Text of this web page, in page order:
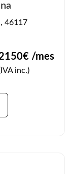
46117
€ /mes
inc.)